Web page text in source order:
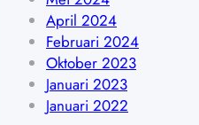
April 2024
Februari 2024
Oktober 2023
Januari 2023
Januari 2022